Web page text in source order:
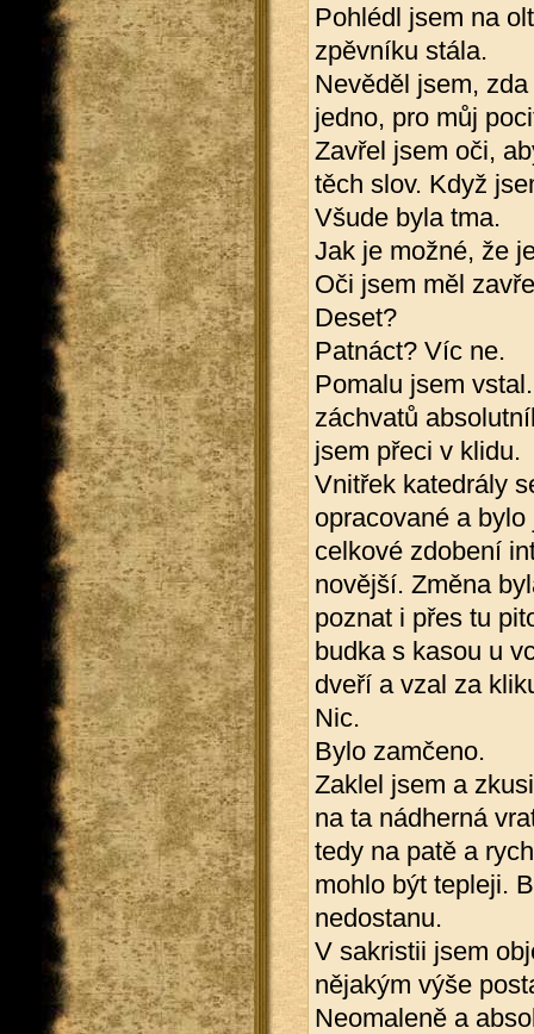
Pohlédl jsem na
zpěvníku stála.
Nevěděl jsem,
jedno, pro můj
Zavřel jsem oči,
těch slov. Když
Všude byla tma.
Jak je možné, že
Oči jsem měl
Deset?
Patnáct? Víc ne.
Pomalu jsem
záchvatů
jsem přeci v klidu.
Vnitřek katedrály
opracované a
celkové zdobení
novější. Změna
poznat i přes tu
budka s kasou u
dveří a vzal za
Nic.
Bylo zamčeno.
Zaklel jsem a
na ta nádherná
tedy na patě a
mohlo být tepleji.
nedostanu.
V sakristii jsem
nějakým výše
Neomaleně a